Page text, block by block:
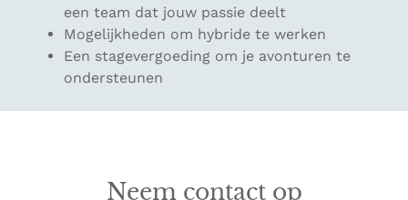
een team dat jouw passie deelt
Mogelijkheden om hybride te werken
Een stagevergoeding om je avonturen te
ondersteunen
Neem contact op